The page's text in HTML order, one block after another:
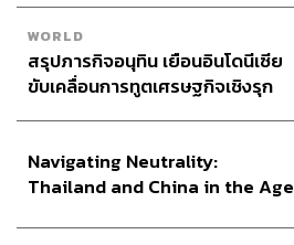
WORLD
สรุปภารกิจอนุทิน เยือนอินโดนีเซีย
ขับเคลื่อนการทูตเศรษฐกิจเชิงรุก
Navigating Neutrality:
Thailand and China in the Age